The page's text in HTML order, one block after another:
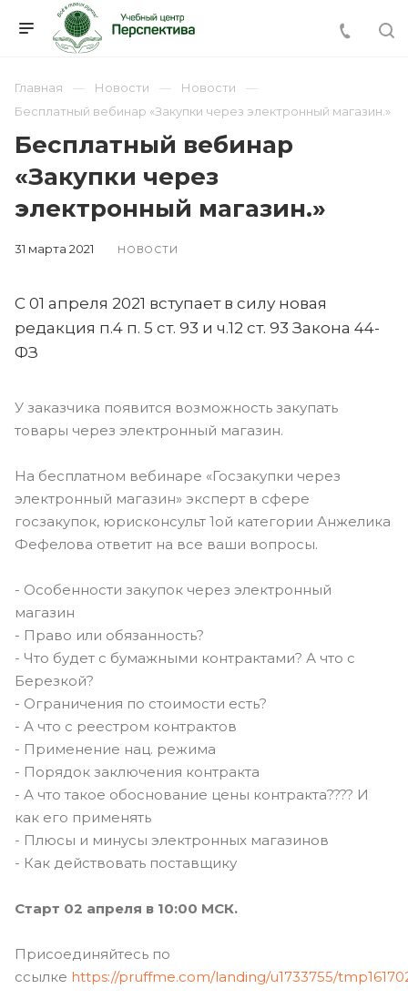
Главная Новости
Новости
Бесплатный вебинар «Закупки через электронный магазин.»
Бесплатный вебинар
«Закупки через
электронный магазин.»
31 марта 2021 НОВОСТИ
С 01 апреля 2021 вступает в силу новая
редакция п.4 п. 5 ст. 93 и ч.12 ст. 93 Закона 44-
ФЗ
У заказчика появится возможность закупать
товары через электронный магазин.
На бесплатном вебинаре «Госзакупки через
электронный магазин» эксперт в сфере
госзакупок, юрисконсульт 1ой категории Анжелика
Фефелова ответит на все ваши вопросы.
- Особенности закупок через электронный
магазин
- Право или обязанность?
- Что будет с бумажными контрактами? А что с
Березкой?
- Ограничения по стоимости есть?
- А что с реестром контрактов
- Применение нац. режима
- Порядок заключения контракта
- А что такое обоснование цены контракта???? И
как его применять
- Плюсы и минусы электронных магазинов
- Как действовать поставщику
Старт 02 апреля в 10:00 МСК.
Присоединяйтесь по
ссылке https://pruffme.com/landing/u1733755/